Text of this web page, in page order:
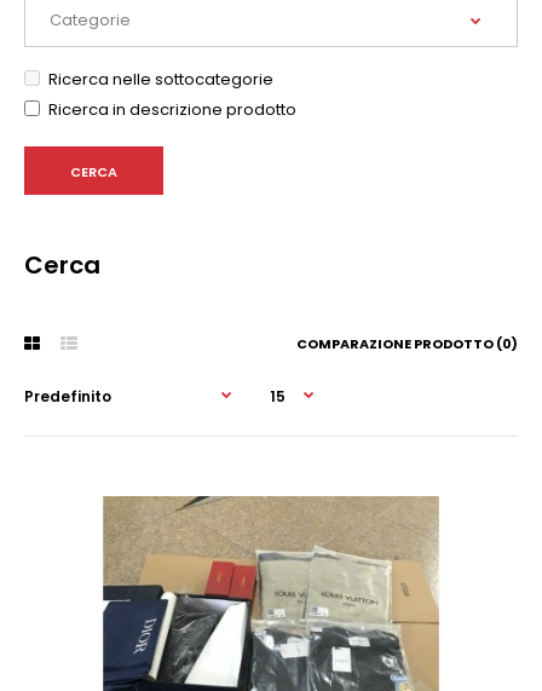
Ricerca nelle sottocategorie
Ricerca in descrizione prodotto
Cerca
COMPARAZIONE PRODOTTO (0)